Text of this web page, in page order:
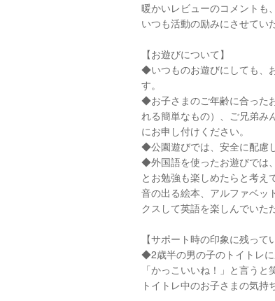
暖かいレビューのコメントも
いつも活動の励みにさせてい
【お遊びについて】
◆いつものお遊びにしても、
す。
◆お子さまのご年齢に合った
れる簡単なもの）、ご兄弟み
にお申し付けください。
◆公園遊びでは、安全に配慮
◆外国語を使ったお遊びでは
とお勉強も楽しめたらと考え
音の出る絵本、アルファベッ
クスして英語を楽しんでいた
【サポート時の印象に残って
◆2歳半の男の子のトイトレ
「かっこいいね！」と言う
トイトレ中のお子さまの気持